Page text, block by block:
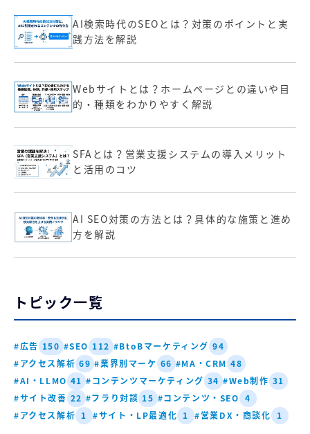
AI検索時代のSEOとは？対策のポイントと実
践方法を解説
Webサイトとは？ホームページとの違いや目
的・種類をわかりやすく解説
SFAとは？営業支援システムの導入メリット
と活用のコツ
AI SEO対策の方法とは？具体的な施策と進め
方を解説
トピック一覧
#広告 150 #SEO 112 #BtoBマーケティング 94
#アクセス解析 69 #業界別マーケ 66 #MA・CRM 48
#AI・LLMO 41 #コンテンツマーケティング 34 #Web制作 31
#サイト改善 22 #フラり対談 15 #コンテンツ・SEO 4
#アクセス解析 1 #サイト・LP最適化 1 #営業DX・商談化 1